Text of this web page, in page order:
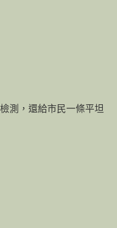
測，還給市民一條平坦